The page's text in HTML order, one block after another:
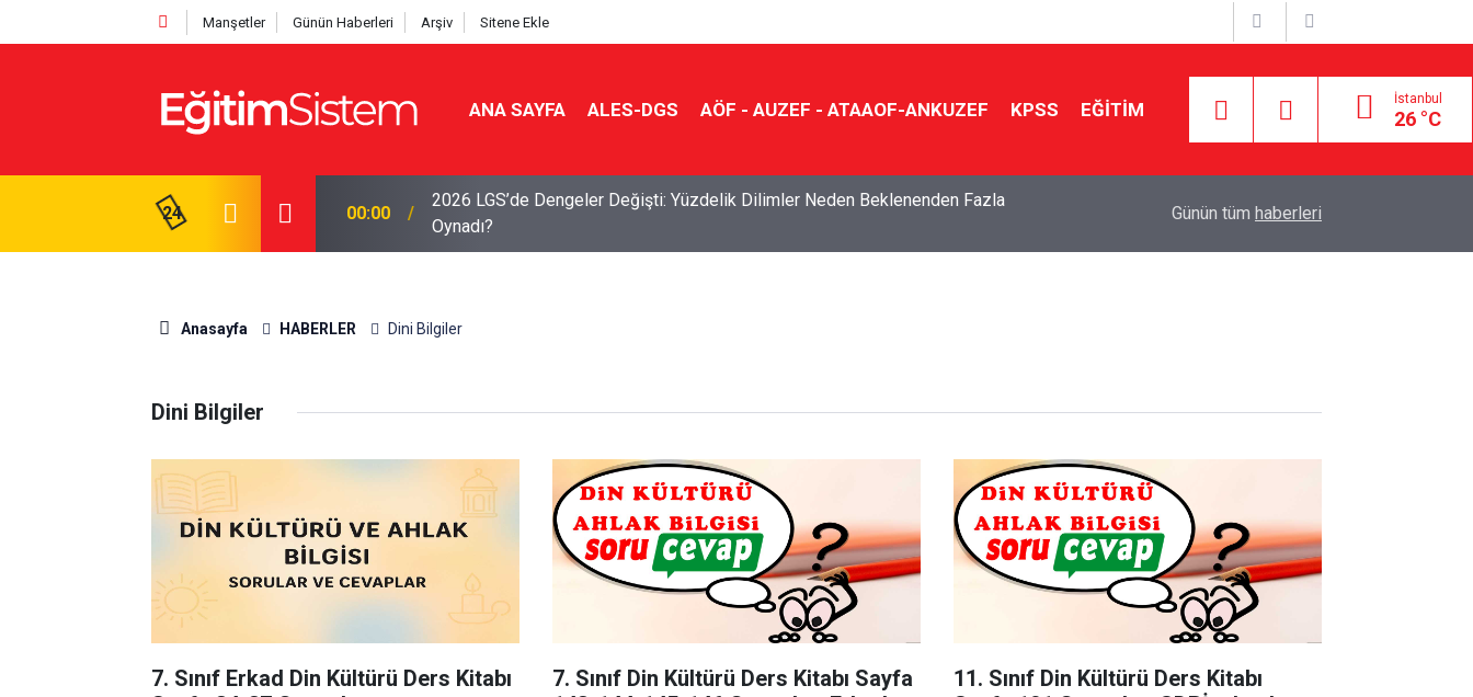
Manşetler Günün Haberleri Arşiv Sitene Ekle
ANA SAYFA ALES-DGS AÖF - AUZEF - ATAAOF-ANKUZEF KPSS EĞİTİM İstanbul
26 °C
24
Heyecanı Yaşayacak: Sınav Pazar Günü 00:00
2026 LGS’de Dengeler Değişti: Yüzdelik Dilimler Neden Beklenenden Fazla
Oynadı?
2026 LGS’de En Yüksek Puanlı 100 Lise
Günün tüm haberleri
Anasayfa HABERLER Dini Bilgiler
Dini Bilgiler
7. Sınıf Erkad Din Kültürü Ders Kitabı
7. Sınıf Din Kültürü Ders Kitabı Sayfa
11. Sınıf Din Kültürü Ders Kitabı